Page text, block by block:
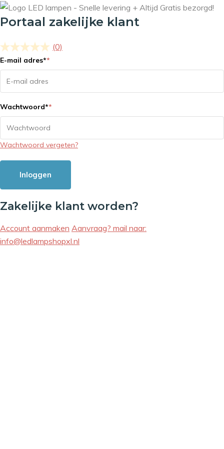
Portaal zakelijke klant
(0)
E-mail adres**
Wachtwoord**
Wachtwoord vergeten?
Inloggen
Zakelijke klant worden?
Account aanmaken Aanvraag? mail naar:
info@ledlampshopxl.nl